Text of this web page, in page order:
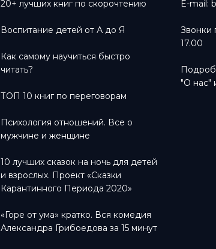
20+ лучших книг по скорочтению
Воспитание детей от А до Я
Как самому научиться быстро
читать?
ТОП 10 книг по переговорам
Психология отношений. Все о
мужчине и женщине
10 лучших сказок на ночь для детей
и взрослых. Проект «Сказки
Карантинного Периода 2020»
«Горе от ума» кратко. Вся комедия
Александра Грибоедова за 15 минут
E-mail:
Звонки
17.00
"О нас"